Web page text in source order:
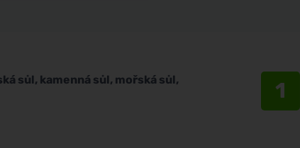
sůl, kamenná sůl, mořská sůl,
1